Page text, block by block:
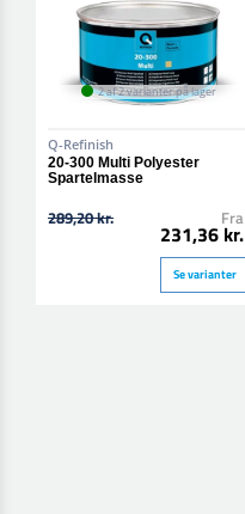
2 af 2 varianter på lager
Q-Refinish
20-300 Multi Polyester
Spartelmasse
289,20 kr. Fra
231,36 kr.
Se varianter